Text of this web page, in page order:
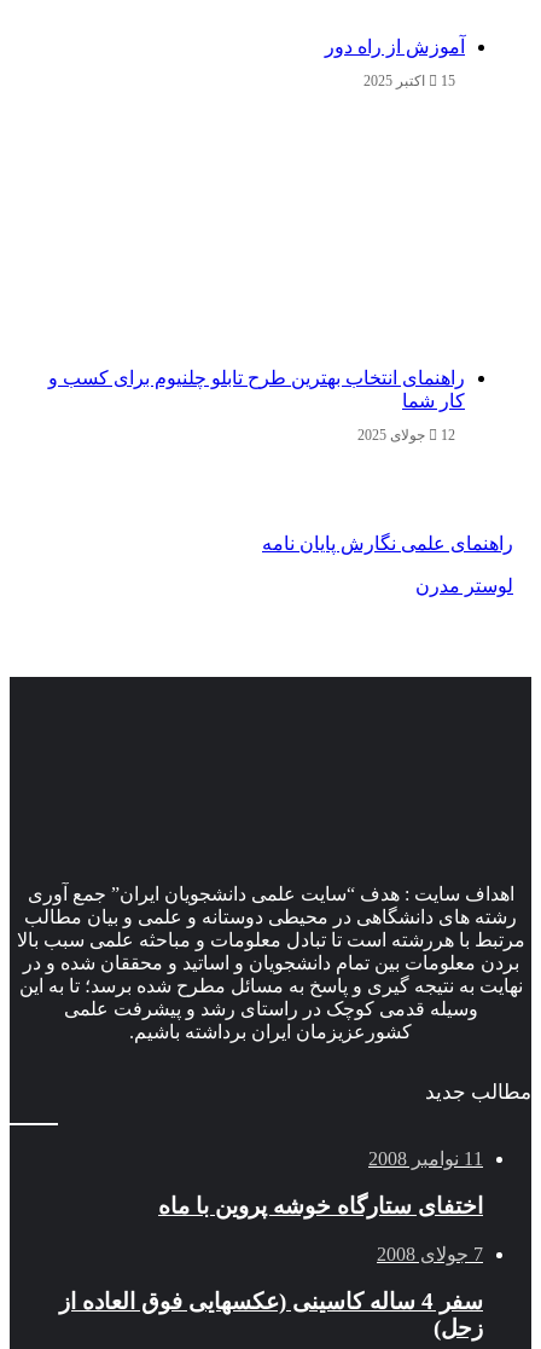
آموزش از راه دور
15 اکتبر 2025
راهنمای انتخاب بهترین طرح تابلو چلنیوم برای کسب و
کار شما
12 جولای 2025
راهنمای علمی نگارش پایان نامه
لوستر مدرن
اهداف سایت : هدف “سایت علمی دانشجویان ایران” جمع آوری
رشته های دانشگاهی در محیطی دوستانه و علمی و بیان مطالب
مرتبط با هررشته است تا تبادل معلومات و مباحثه علمی سبب بالا
بردن معلومات بین تمام دانشجویان و اساتید و محققان شده و در
نهایت به نتیجه گیری و پاسخ به مسائل مطرح شده برسد؛ تا به این
وسیله قدمی کوچک در راستای رشد و پیشرفت علمی
کشورعزیزمان ایران برداشته باشیم.
مطالب جدید
11 نوامبر 2008
اختفای ستارگاه خوشه پروین با ماه
7 جولای 2008
سفر 4 ساله کاسینی (عکسهایی فوق العاده از
زحل)